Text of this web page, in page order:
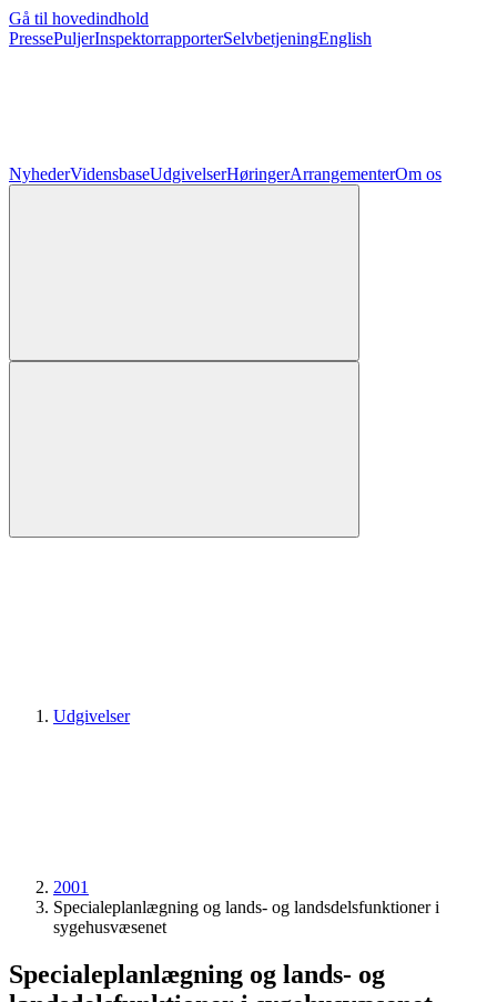
Gå til hovedindhold
PressePuljerInspektorrapporterSelvbetjeningEnglish
NyhederVidensbaseUdgivelserHøringerArrangementerOm os
Udgivelser
2001
Specialeplanlægning og lands- og landsdelsfunktioner i
sygehusvæsenet
Specialeplanlægning og lands- og